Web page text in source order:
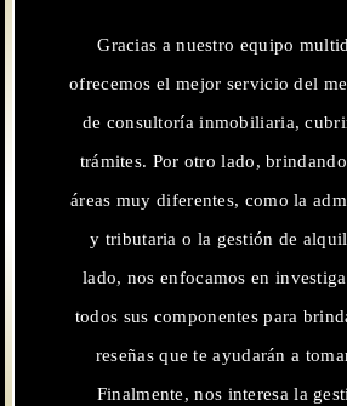
Gracias a nuestro equipo
ofrecemos el mejor servicio del
de consultoría inmobiliaria,
trámites. Por otro lado,
áreas muy diferentes, como la
y tributaria o la gestión de
lado, nos enfocamos en
todos sus componentes para
reseñas que te ayudarán a
Finalmente, nos interesa la